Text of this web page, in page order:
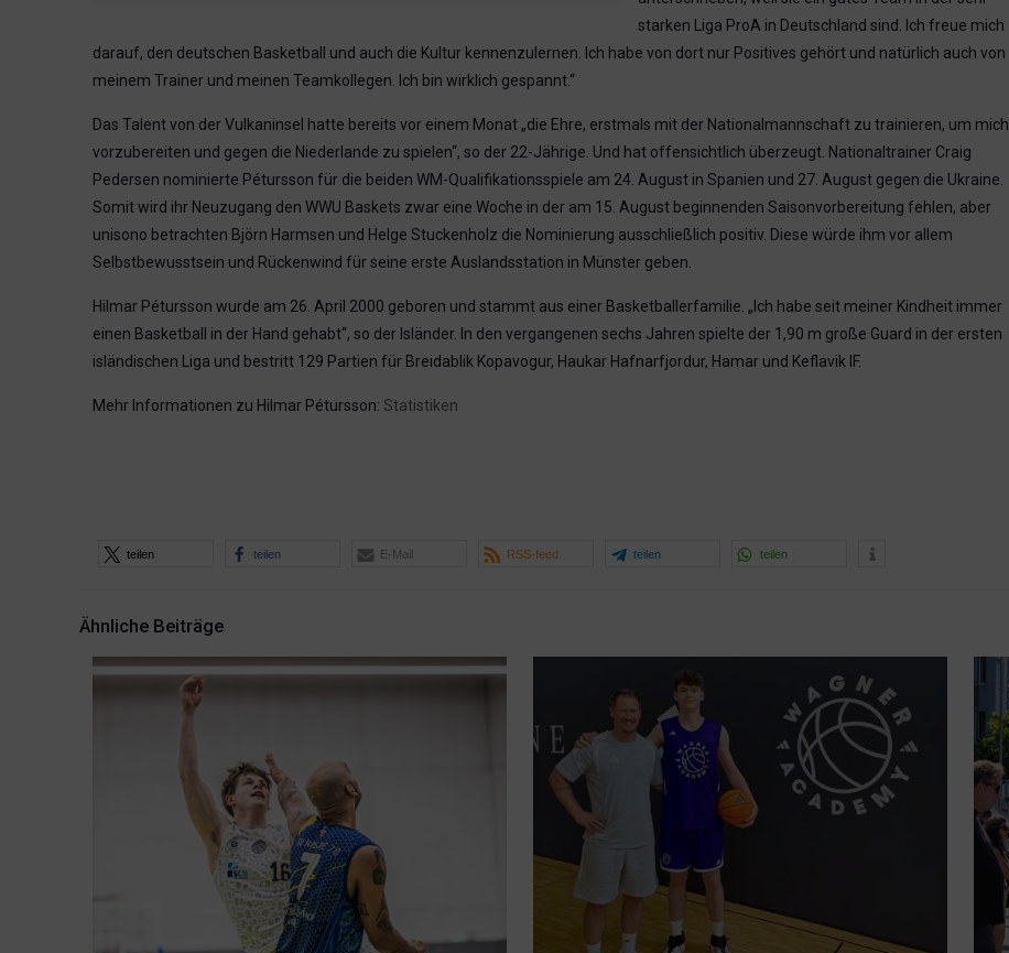
starken Liga ProA in Deutschland sind. Ich freue mich
darauf, den deutschen Basketball und auch die Kultur kennenzulernen. Ich habe von dort nur Positives gehört und natürlich auch von
meinem Trainer und meinen Teamkollegen. Ich bin wirklich gespannt.“
Das Talent von der Vulkaninsel hatte bereits vor einem Monat „die Ehre, erstmals mit der Nationalmannschaft zu trainieren, um mich
vorzubereiten und gegen die Niederlande zu spielen“, so der 22-Jährige. Und hat offensichtlich überzeugt. Nationaltrainer Craig
Pedersen nominierte Pétursson für die beiden WM-Qualifikationsspiele am 24. August in Spanien und 27. August gegen die Ukraine.
Somit wird ihr Neuzugang den WWU Baskets zwar eine Woche in der am 15. August beginnenden Saisonvorbereitung fehlen, aber
unisono betrachten Björn Harmsen und Helge Stuckenholz die Nominierung ausschließlich positiv. Diese würde ihm vor allem
Selbstbewusstsein und Rückenwind für seine erste Auslandsstation in Münster geben.
Hilmar Pétursson wurde am 26. April 2000 geboren und stammt aus einer Basketballerfamilie. „Ich habe seit meiner Kindheit immer
einen Basketball in der Hand gehabt“, so der Isländer. In den vergangenen sechs Jahren spielte der 1,90 m große Guard in der ersten
isländischen Liga und bestritt 129 Partien für Breidablik Kopavogur, Haukar Hafnarfjordur, Hamar und Keflavik IF.
Mehr Informationen zu Hilmar Pétursson: Statistiken
teilen teilen E-Mail RSS-feed teilen teilen
Ähnliche Beiträge